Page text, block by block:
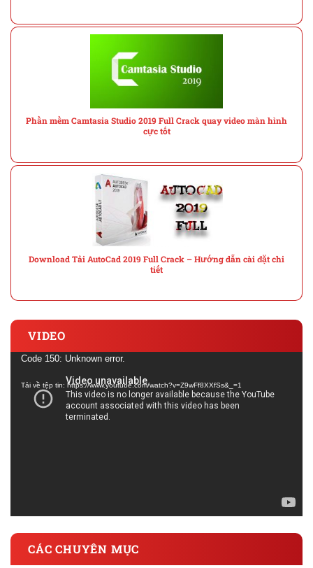
Phần mềm Camtasia Studio 2019 Full Crack quay video màn hình
cực tốt
Download Tải AutoCad 2019 Full Crack – Hướng dẫn cài đặt chi
tiết
VIDEO
Trình
Video
Code 150: Unknown error.
Tải về tệp tin: https://www.youtube.com/watch?v=Z9wFf8XXfSs&_=1
CÁC CHUYÊN MỤC